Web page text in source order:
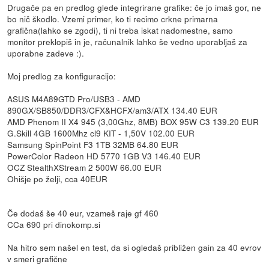
Drugače pa en predlog glede integrirane grafike: če jo imaš gor, ne
bo nič škodlo. Vzemi primer, ko ti recimo crkne primarna
grafična(lahko se zgodi), ti ni treba iskat nadomestne, samo
monitor preklopiš in je, računalnik lahko še vedno uporabljaš za
uporabne zadeve :).
Moj predlog za konfiguracijo:
ASUS M4A89GTD Pro/USB3 - AMD
890GX/SB850/DDR3/CFX&HCFX/am3/ATX 134.40 EUR
AMD Phenom II X4 945 (3,00Ghz, 8MB) BOX 95W C3 139.20 EUR
G.Skill 4GB 1600Mhz cl9 KIT - 1,50V 102.00 EUR
Samsung SpinPoint F3 1TB 32MB 64.80 EUR
PowerColor Radeon HD 5770 1GB V3 146.40 EUR
OCZ StealthXStream 2 500W 66.00 EUR
Ohišje po želji, cca 40EUR
Če dodaš še 40 eur, vzameš raje gf 460
CCa 690 pri dinokomp.si
Na hitro sem našel en test, da si ogledaš približen gain za 40 evrov
v smeri grafične